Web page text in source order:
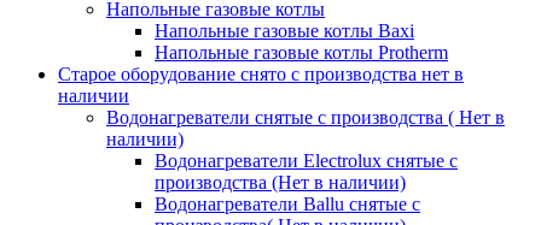
Напольные газовые котлы
Напольные газовые котлы Baxi
Напольные газовые котлы Protherm
Старое оборудование снято с производства нет в
наличии
Водонагреватели снятые с производства ( Нет в
наличии)
Водонагреватели Electrolux снятые с
производства (Нет в наличии)
Водонагреватели Ballu снятые с